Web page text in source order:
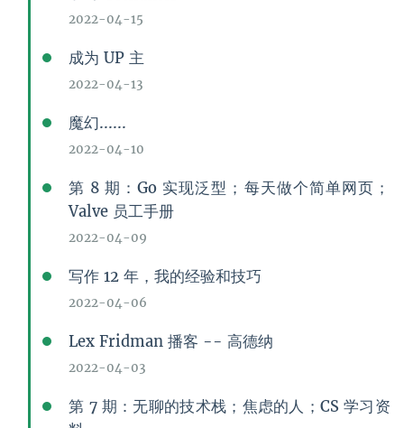
2022-04-15
成为 UP 主
2022-04-13
魔幻......
2022-04-10
第 8 期：Go 实现泛型；每天做个简单网页；
Valve 员工手册
2022-04-09
写作 12 年，我的经验和技巧
2022-04-06
Lex Fridman 播客 -- 高德纳
2022-04-03
第 7 期：无聊的技术栈；焦虑的人；CS 学习资